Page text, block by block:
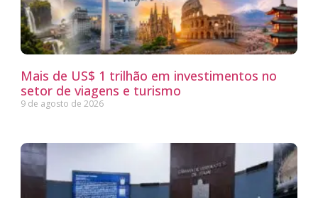
Mais de US$ 1 trilhão em investimentos no
setor de viagens e turismo
9 de agosto de 2026